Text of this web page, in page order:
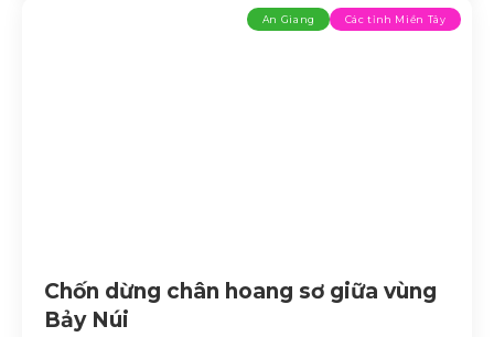
An Giang Các tỉnh Miền Tây
Chốn dừng chân hoang sơ giữa vùng
Bảy Núi